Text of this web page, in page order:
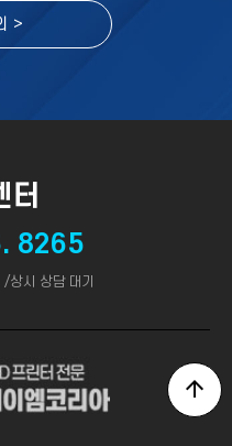
>
터
8265
상시 상담 대기